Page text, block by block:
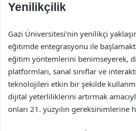
Yenilikçilik
Gazi Üniversitesi’nin yenilikçi
eğitimde entegrasyonu ile
eğitim yöntemlerini benimseyerek,
platformları, sanal sınıflar ve
teknolojileri etkin bir şekilde
dijital yeterliliklerini artırmak
onları 21. yüzyılın gereksinimlerine